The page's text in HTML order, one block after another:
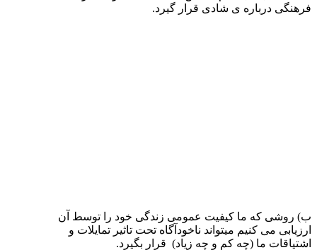
فرهنگی درباره­ ی شادی قرار گیرد.
ب) روشی که ما کیفیت عمومی زندگی خود را توسط آن
ارزیابی می­ کنیم می­تواند ناخودآگاه تحت تاثیر تمایلات و
اشتیاقات ما (چه کم و چه زیاد) قرار بگیرد.